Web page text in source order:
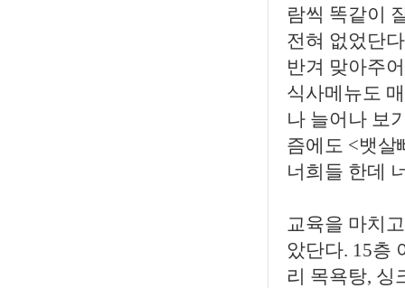
람씩 똑같이
전혀 없었단
반겨 맞아주
식사메뉴도
나 늘어나 보
즘에도 <뱃살
너희들 한데
교육을 마치
았단다. 15층
리 목욕탕, 싱